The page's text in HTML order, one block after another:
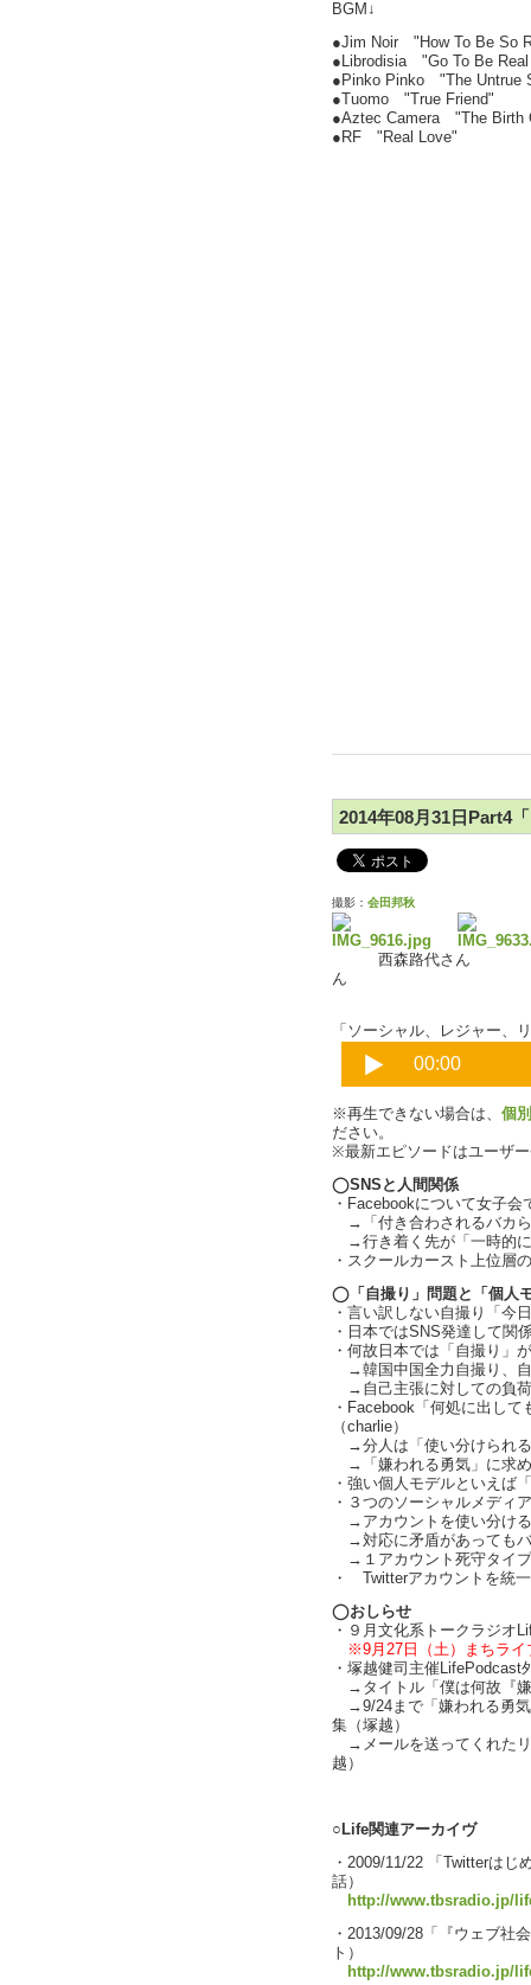
BGM↓
●Jim Noir "How To Be So
●Librodisia "Go To Be Real
●Pinko Pinko "The Untrue
●Tuomo "True Friend"
●Aztec Camera "The Birth
●RF "Real Love"
2014年08月31日Part4
撮影： 会田邦秋
西森路代さ
ん
「ソーシャル、レジャー、
※再生できない場合は、 個
ださい。
※最新エピソードはユーザ
◯SNSと人間関係
・Facebookについて女子
→「付き合わされるバカ
→行き着く先が「一時的に
・スクールカースト上位層
◯「自撮り」問題と「個人
・言い訳しない自撮り「今
・日本ではSNS発達して関
・何故日本では「自撮り」
→韓国中国全力自撮り、
→自己主張に対しての負
・Facebook「何処に出し
（charlie）
→分人は「使い分けられる
→「嫌われる勇気」に求
・強い個人モデルといえば
・３つのソーシャルメディ
→アカウントを使い分ける
→対応に矛盾があってもバ
→１アカウント死守タイ
・ Twitterアカウントを統
◯おしらせ
・９月文化系トークラジオ
※9月27日（土）まちライ
・塚越健司主催LifePodcast
→タイトル「僕は何故『嫌
→9/24まで「嫌われる勇気
集（塚越）
→メールを送ってくれたリ
越）
○Life関連アーカイヴ
・2009/11/22 「Twitterはじ
話）
http://www.tbsradio.jp/
・2013/09/28「『ウェブ社
ト）
http://www.tbsradio.jp/